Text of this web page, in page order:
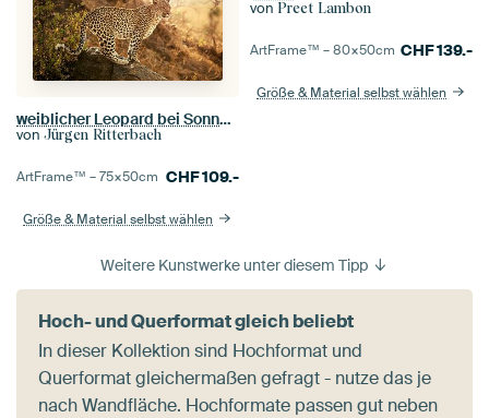
weiblicher Leopard bei Sonnenuntergang
von Jürgen Ritterbach
ArtFrame™ –75×50cm CHF109.-
Größe & Material selbst wählen
von Preet Lambon
ArtFrame™ –80×50cm CHF139.-
Größe & Material selbst wählen
Weitere Kunstwerke unter diesem Tipp
Hoch- und Querformat gleich beliebt
In dieser Kollektion sind Hochformat und
Querformat gleichermaßen gefragt - nutze das je
nach Wandfläche. Hochformate passen gut neben